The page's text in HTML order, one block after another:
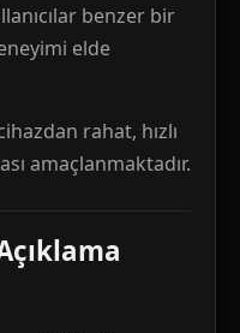
benzer bir
elde
rahat, hızlı
amaçlanmaktadır.